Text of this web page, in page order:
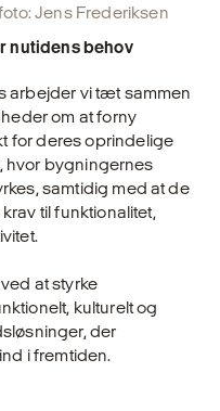
Jens Frederiksen
nutidens behov
arbejder vi tæt sammen
om at forny
for deres oprindelige
hvor bygningernes
samtidig med at de
til funktionalitet,
at styrke
kulturelt og
der
i fremtiden.